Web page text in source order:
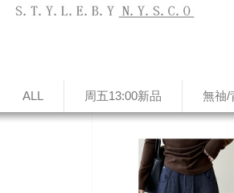
ALL 周五13:00新品 無䄂/